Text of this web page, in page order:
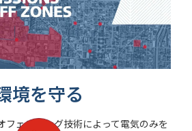
境を守る
フェンシング技術によって電気のみを